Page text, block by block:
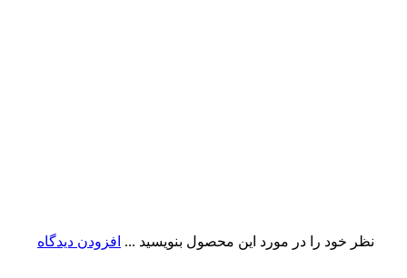
نظر خود را در مورد این محصول بنویسید ... افزودن دیدگاه